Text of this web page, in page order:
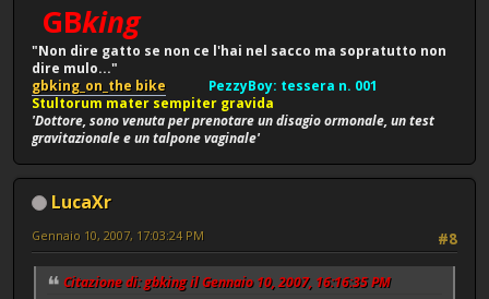
GBking
"Non dire gatto se non ce l'hai nel sacco ma sopratutto non
dire mulo..."
gbking_on_the bike
PezzyBoy: tessera n. 001
Stultorum mater sempiter gravida
'Dottore, sono venuta per prenotare un disagio ormonale, un test
gravitazionale e un talpone vaginale'
LucaXr
#8
Gennaio 10, 2007, 17:03:24 PM
Citazione di: gbking il Gennaio 10, 2007, 16:16:35 PM